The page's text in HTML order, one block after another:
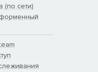
(по сети)